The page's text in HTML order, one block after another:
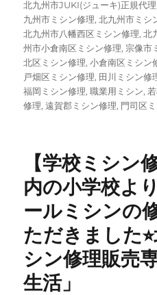
北九州市JUKI(ジューキ)正規代
九州市ミシン修理,北九州市ミシ
北九州市八幡西区ミシン修理,北
州市小倉南区ミシン修理, 宗像市
北区ミシン修理,小倉南区ミシン
戸畑区ミシン修理, 田川ミシン修
福岡ミシン修理,職業用ミシン,
修理,遠賀郡ミシン修理, 門司区
【学校ミシン
内の小学校よ
ールミシンの
ただきました
シン修理販売
生活」